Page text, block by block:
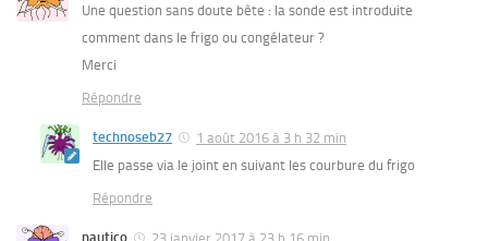
Une question sans doute bête : la sonde est introduite
comment dans le frigo ou congélateur ?
Merci
Répondre
technoseb27
1 août 2016 à 3 h 32 min
Elle passe via le joint en suivant les courbure du frigo
Répondre
nautico